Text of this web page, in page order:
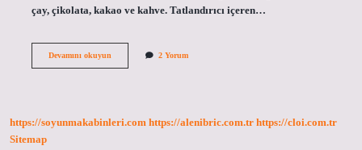
çay, çikolata, kakao ve kahve. Tatlandırıcı içeren…
Devamını okuyun1
2 Yorum
https://soyunmakabinleri.com https://alenibric.com.tr https://cloi.com.tr
Sitemap